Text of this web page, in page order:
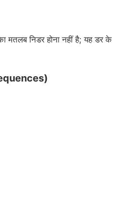
निडर होना नहीं है; यह डर के